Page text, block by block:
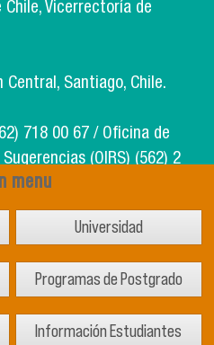
menu
Universidad
Programas de Postgrado
Información Estudiantes
Chile, Vicerrectoría de
Central, Santiago, Chile.
718 00 67 / Oficina de
(OIRS) (562) 2
718 02 25